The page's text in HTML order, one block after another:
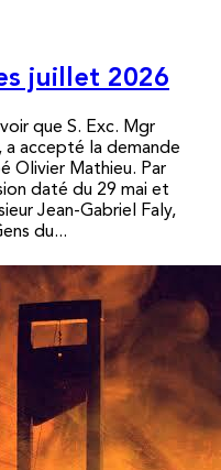
juillet 2026
que S. Exc. Mgr
a accepté la demande
Olivier Mathieu. Par
daté du 29 mai et
Jean-Gabriel Faly,
du...